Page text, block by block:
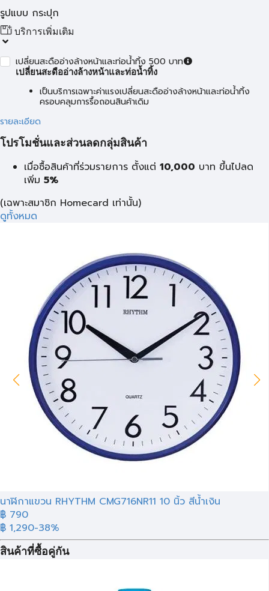
รูปแบบ กระปุก
บริการเพิ่มเติม
เปลี่ยนสะดืออ่างล้างหน้าและท่อน้ำทิ้ง 500 บาท
เปลี่ยนสะดืออ่างล้างหน้าและท่อน้ำทิ้ง
เป็นบริการเฉพาะค่าแรงเปลี่ยนสะดืออ่างล้างหน้าและท่อน้ำทิ้ง
ครอบคลุมการรื้อถอนสินค้าเดิม
รายละเอียด
โปรโมชั่นและส่วนลดกลุ่มสินค้า
เมื่อซื้อสินค้าที่ร่วมรายการ ตั้งแต่ 10,000 บาท ขึ้นไปลด
เพิ่ม 5%
(เฉพาะสมาชิก Homecard เท่านั้น)
ดูทั้งหมด
นาฬิกาแขวน RHYTHM CMG716NR11 10 นิ้ว สีน้ำเงิน
฿ 790
฿ 1,290-38%
สินค้าที่ซื้อคู่กัน